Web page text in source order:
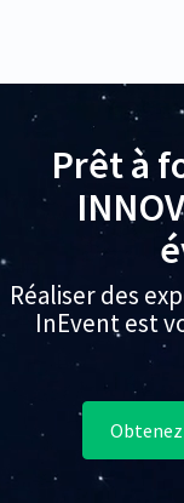
Prêt à
Réaliser des
InEvent est